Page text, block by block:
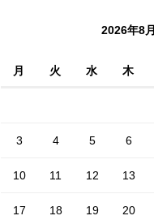
2026年8月
月 火 水 木
3 4 5 6
10 11 12 13
17 18 19 20